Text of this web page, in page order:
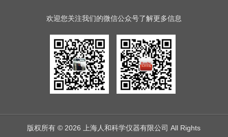
欢迎您关注我们的微信公众号了解更多信息
版权所有 © 2026 上海人和科学仪器有限公司 All Rights